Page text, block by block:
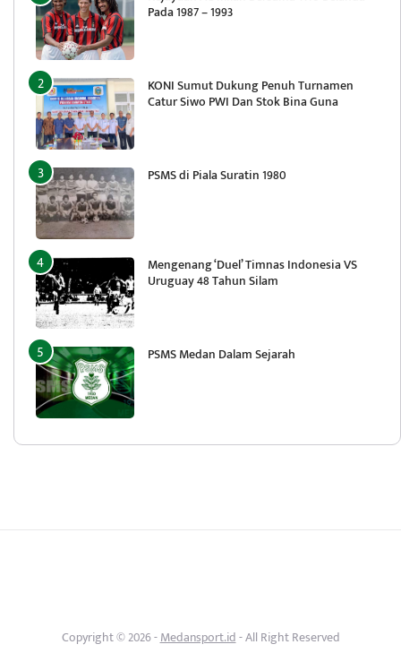
Pada 1987 – 1993
KONI Sumut Dukung Penuh Turnamen
Catur Siwo PWI Dan Stok Bina Guna
PSMS di Piala Suratin 1980
Mengenang ‘Duel’ Timnas Indonesia VS
Uruguay 48 Tahun Silam
PSMS Medan Dalam Sejarah
Copyright © 2026 -Medansport.id- All Right Reserved